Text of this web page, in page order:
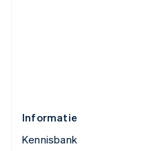
Informatie
Kennisbank